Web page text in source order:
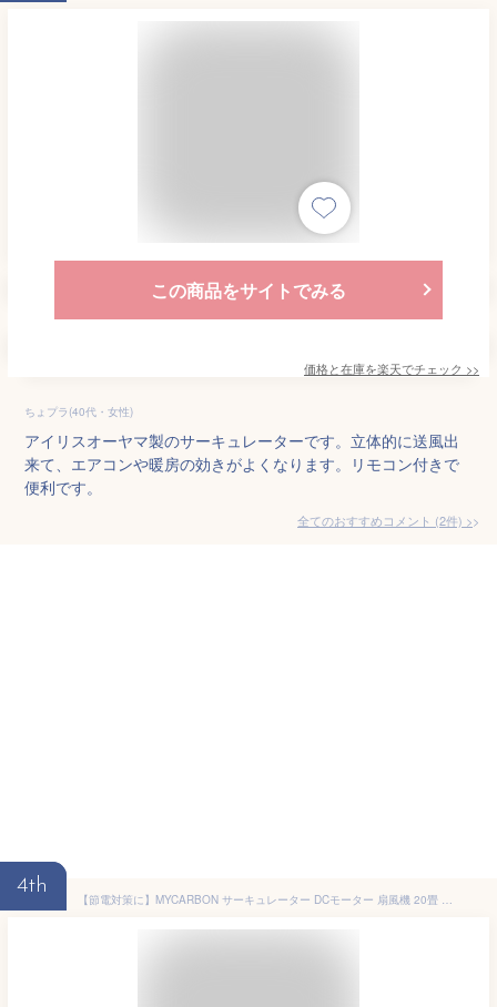
この商品をサイトでみる
価格と在庫を楽天でチェック >>
ちょプラ(40代・女性)
アイリスオーヤマ製のサーキュレーターです。立体的に送風出
来て、エアコンや暖房の効きがよくなります。リモコン付きで
便利です。
全てのおすすめコメント (2件) >
4th
【節電対策に】MYCARBON サーキュレーター DCモーター 扇風機 20畳 パワフル送風 静音 上下左右首振り 8段階風量調節 リモコン付き タイマー機能付き 省エネ タッチパネル 送風機 部屋干し 洗濯 浴室乾燥 空気循環